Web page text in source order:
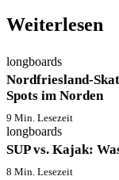
Weiterlesen
longboards
Nordfriesland-
Spots im Norden
9 Min. Lesezeit
longboards
SUP vs. Kajak:
8 Min. Lesezeit